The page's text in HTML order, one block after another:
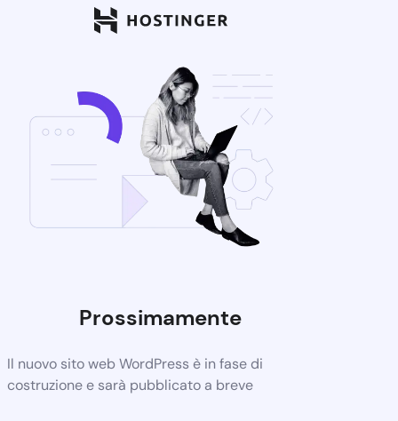
Prossimamente
Il nuovo sito web WordPress è in fase di
costruzione e sarà pubblicato a breve